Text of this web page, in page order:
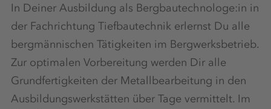
In Deiner Ausbildung als Bergbautechnologe:in in
der Fachrichtung Tiefbautechnik erlernst Du alle
bergmännischen Tätigkeiten im Bergwerksbetrieb.
Zur optimalen Vorbereitung werden Dir alle
Grundfertigkeiten der Metallbearbeitung in den
Ausbildungswerkstätten über Tage vermittelt. Im